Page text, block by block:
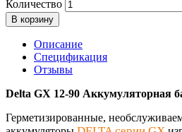
Количество
В корзину
Описание
Спецификация
Отзывы
Delta GX 12-90 Аккумуляторная
Герметизированные,